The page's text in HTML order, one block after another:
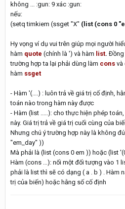
không ... :gun: 9 xác :gun:
nếu:
(setq timkiem (ssget "X" (list (cons 0
Hy vọng ví dụ vui trên giúp mọi người
hàm quote (chính là ') và hàm list. Đồng
trường hợp ta lại phải dùng làm cons và
hàm ssget
- Hàm '(....) : luôn trả về giá trị cố định,
toán nào trong hàm này được
- Hàm (list .....): cho thực hiện phép
này. Giá trị trả về giá trị cuối cùng của
Nhưng chú ý trường hợp này là không
"em_day" ))
Mà phải là (list (cons 0 em )) hoặc (list
Hàm (cons ...): nối một đối tượng vào 1
phải là list thì sẽ có dạng ( a . b ) . Hàm
trị của biến) hoặc hằng số cố định